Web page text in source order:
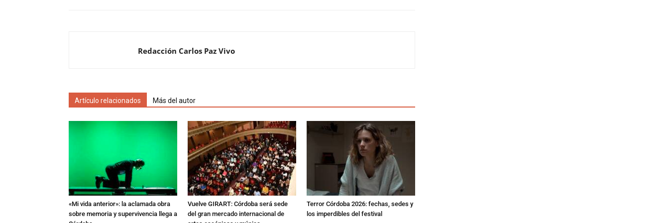
Redacción Carlos Paz Vivo
Artículo relacionados Más del autor
«Mi vida anterior»: la aclamada obra
sobre memoria y supervivencia llega a
Vuelve GIRART: Córdoba será sede
del gran mercado internacional de
Terror Córdoba 2026: fechas, sedes y
los imperdibles del festival